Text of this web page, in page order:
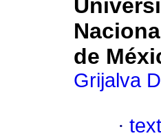
de
Grijalva
·